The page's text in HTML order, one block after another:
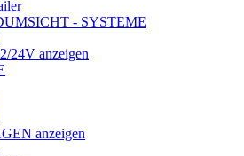
- SYSTEME
24V anzeigen
anzeigen